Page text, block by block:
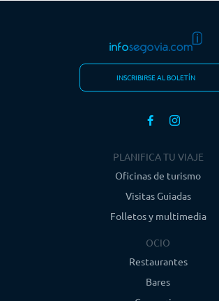
INSCRIBIRSE AL BOLETÍN
PLANIFICA TU VIAJE
Oficinas de turismo
Visitas Guiadas
Folletos y multimedia
OCIO
Restaurantes
Bares